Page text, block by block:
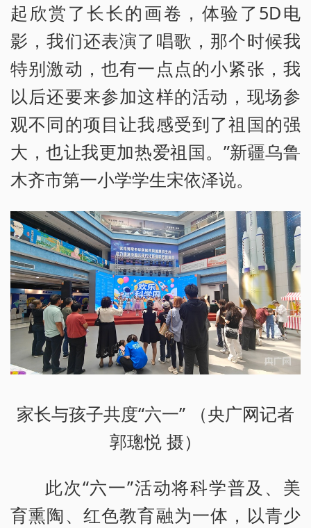
起欣赏了长长的画卷，体验了5D电
影，我们还表演了唱歌，那个时候我
特别激动，也有一点点的小紧张，我
以后还要来参加这样的活动，现场参
观不同的项目让我感受到了祖国的强
大，也让我更加热爱祖国。”新疆乌鲁
木齐市第一小学学生宋依泽说。
家长与孩子共度“六一” （央广网记者
郭璁悦 摄）
此次“六一”活动将科学普及、美
育熏陶、红色教育融为一体，以青少